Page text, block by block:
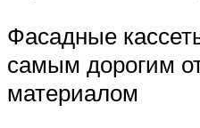
Фасадные
самым дорогим
материалом